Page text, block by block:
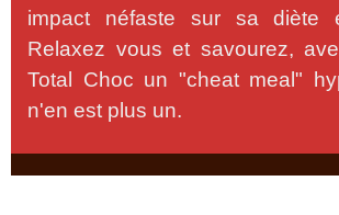
impact néfaste sur sa diète
Relaxez vous et savourez,
Total Choc un "cheat meal"
n'en est plus un.